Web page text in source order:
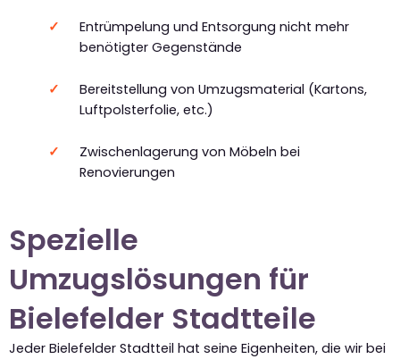
Entrümpelung und Entsorgung nicht mehr
benötigter Gegenstände
Bereitstellung von Umzugsmaterial (Kartons,
Luftpolsterfolie, etc.)
Zwischenlagerung von Möbeln bei
Renovierungen
Spezielle
Umzugslösungen für
Bielefelder Stadtteile
Jeder Bielefelder Stadtteil hat seine Eigenheiten, die wir bei